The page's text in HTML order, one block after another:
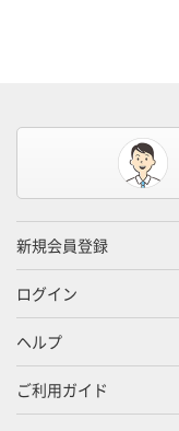
新規会員登録
ログイン
ヘルプ
ご利用ガイド